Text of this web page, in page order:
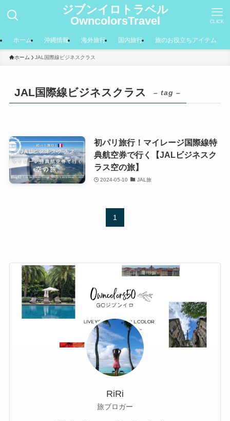
ジブンイロトラベル
OwncolorsTravel
CLICK
ホーム 沖縄情報 海外旅行 国内旅行 旅のお役立ちアイテム
ホーム JAL国際線ビジネスクラス
JAL国際線ビジネスクラス – tag –
初パリ旅行！マイレージ国際線特
典航空券で行く【JALビジネスク
ラス空の旅】
2024-05-10 JAL旅
1
RiRi
旅ブロガー